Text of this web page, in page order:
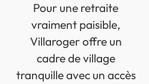
Pour une retraite
vraiment paisible,
Villaroger offre un
cadre de village
tranquille avec un accès